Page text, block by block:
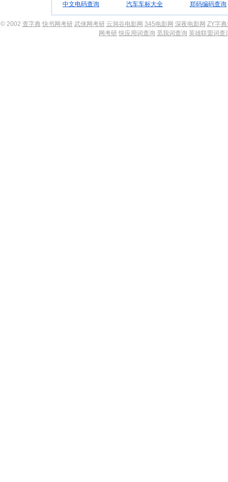
中文电码查询
汽车车标大全 郑码编码查询
© 2002 查字典 快书网考研 武侠网考研 云洞谷电影网 345电影网 深夜电影网 ZY字
网考研 快应用词查询 觅我词查询 英雄联盟词查